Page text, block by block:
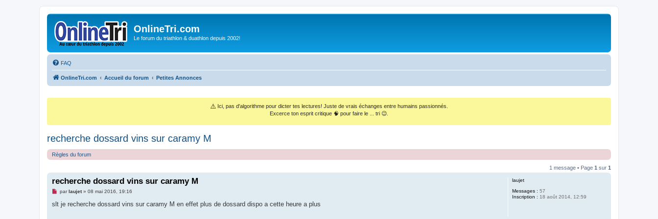
OnlineTri.com
Le forum du triathlon & duathlon depuis 2002!
FAQ
OnlineTri.com Accueil du forum Petites Annonces
⚠️ Ici, pas d'algorithme pour dicter tes lectures! Juste de vrais échanges entre humains passionnés.
Excerce ton esprit critique 🧠 pour faire le ... tri 😉.
recherche dossard vins sur caramy M
Règles du forum
1 message • Page 1 sur 1
laujet
Messages : 57
Inscription : 18 août 2014, 12:59
recherche dossard vins sur caramy M
M
s
parlaujet» 08 mai 2016, 19:16
slt je recherche dossard vins sur caramy M en effet plus de dossard dispo a cette heure a plus